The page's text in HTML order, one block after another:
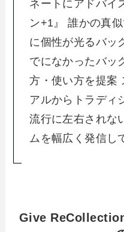
ネートにアドバイ
ン+1』 誰かの真
に個性が光るバッ
でになかったバッ
方・使い方を提案
アルからトラディ
流行に左右されな
ムを幅広く発信し
Give